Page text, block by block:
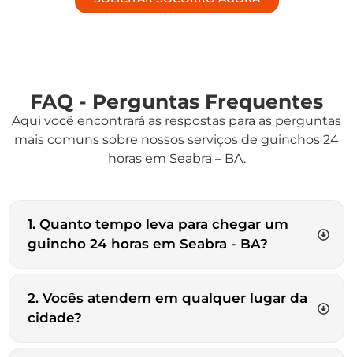
FAQ - Perguntas Frequentes
Aqui você encontrará as respostas para as perguntas
mais comuns sobre nossos serviços de guinchos 24
horas em Seabra – BA.
1. Quanto tempo leva para chegar um
guincho 24 horas em Seabra - BA?
2. Vocês atendem em qualquer lugar da
cidade?